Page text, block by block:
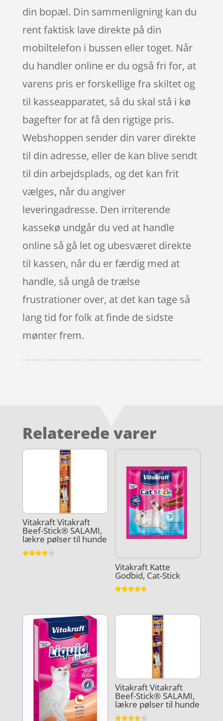
din bopæl. Din sammenligning kan du
rent faktisk lave direkte på din
mobiltelefon i bussen eller toget. Når
du handler online er du også fri for, at
varens pris er forskellige fra skiltet og
til kasseapparatet, så du skal stå i kø
bagefter for at få den rigtige pris.
Webshoppen sender din varer direkte
til din adresse, eller de kan blive sendt
til din arbejdsplads, og det kan frit
vælges, når du angiver
leveringadresse. Den irriterende
kassekø undgår du ved at handle
online så gå let og ubesværet direkte
til kassen, når du er færdig med at
handle, så ungå de trælse
frustrationer over, at det kan tage så
lang tid for folk at finde de sidste
mønter frem.
Relaterede varer
Vitakraft Vitakraft
Beef-Stick® SALAMI,
lækre pølser til hunde
Vitakraft Katte
Godbid, Cat-Stick
Vitakraft Vitakraft
Beef-Stick® SALAMI,
lækre pølser til hunde